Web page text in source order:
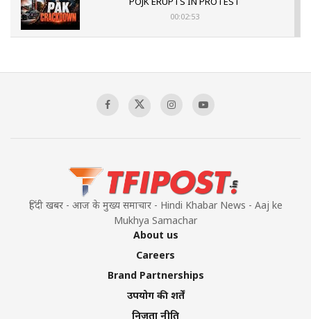
00:02:53
Sagar
हिंदी खबर - आज के मुख्य समाचार - Hindi Khabar News - Aaj ke
Mukhya Samachar
About us
Careers
Brand Partnerships
उपयोग की शर्तें
निजता नीति